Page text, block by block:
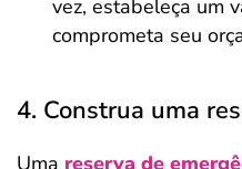
vez, estabeleça um
comprometa seu
4. Construa uma
Uma reserva de